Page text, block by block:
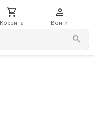
Корзина Войти